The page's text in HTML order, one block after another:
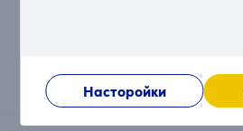
Насторойки 2 €